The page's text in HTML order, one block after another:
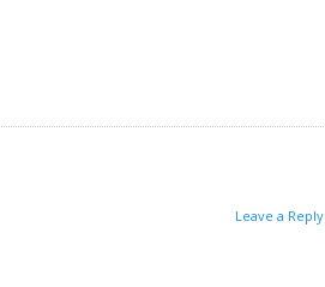
Leave a Reply